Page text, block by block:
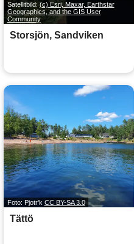
Satellitbild:(c) Esri, Maxar, Earthstar
Geographics, and the GIS User
Community
Storsjön, Sandviken
Foto: Pjotr'k CC BY-SA 3.0
Tättö